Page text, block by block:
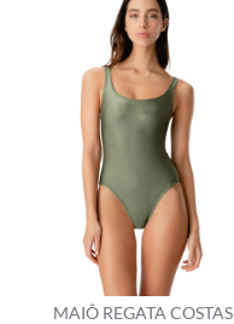
MAIÔ REGATA COSTAS